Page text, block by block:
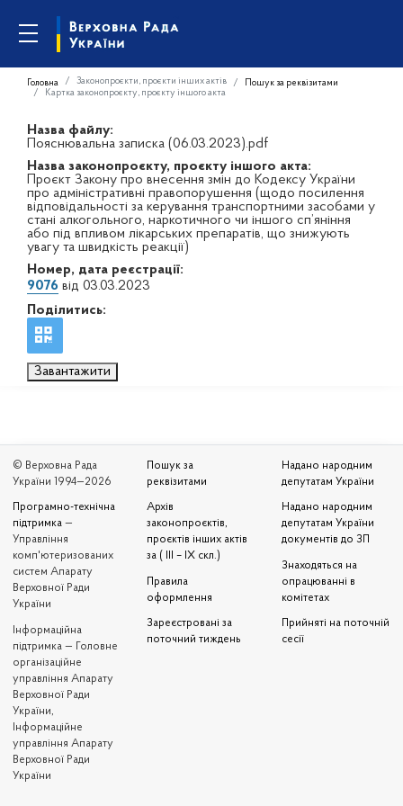
Головна Законопроєкти, проєкти інших актів
Пошук за реквізитами
Картка законопроєкту, проєкту іншого акта
Назва файлу:
Пояснювальна записка (06.03.2023).pdf
Назва законопроєкту, проєкту іншого акта:
Проєкт Закону про внесення змін до Кодексу України
про адміністративні правопорушення (щодо посилення
відповідальності за керування транспортними засобами у
стані алкогольного, наркотичного чи іншого сп’яніння
або під впливом лікарських препаратів, що знижують
увагу та швидкість реакції)
Номер, дата реєстрації:
9076 від 03.03.2023
Поділитись:
Завантажити
© Верховна Рада
України 1994—2026
Програмно-технічна
підтримка —
Управління
комп'ютеризованих
систем Апарату
Верховної Ради
України
Iнформаційна
підтримка — Головне
організаційне
управління Апарату
Верховної Ради
України,
Інформаційне
управління Апарату
Верховної Ради
України
Пошук за
реквізитами
Архів
законопроєктів,
проєктів інших актів
за ( III – IX скл.)
Правила
оформлення
Зареєстровані за
поточний тиждень
Надано народним
депутатам України
Надано народним
депутатам України
документів до ЗП
Знаходяться на
опрацюванні в
комітетах
Прийняті на поточній
сесії